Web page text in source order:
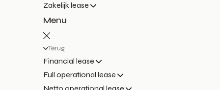
Zakelijk lease
Menu
Terug
Financial lease
Full operational lease